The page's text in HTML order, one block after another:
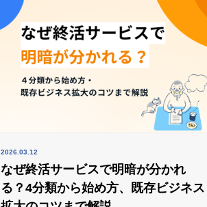
2026.03.12
なぜ終活サービスで明暗が分かれ
る？4分類から始め方、既存ビジネス